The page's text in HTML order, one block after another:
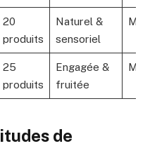
20
produits
Naturel &
sensoriel
25
produits
Engagée &
fruitée
de